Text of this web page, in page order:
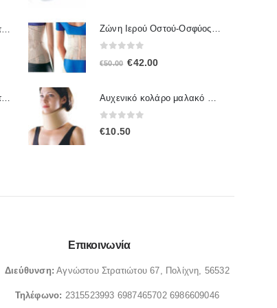
Γυναικεία ανατομική παντόφλα Sunshine 1172
Γυναικεία ανατομική παντόφλα Sunshine 1167
Ζώνη Ιερού Οστού-Οσφύος 2065 OPPO
€50.00 Original
was:
€50.00.
€42.00Η
τιμή
€10.50
Επικοινωνία
Διεύθυνση: Αγνώστου Στρατιώτου 67, Πολίχνη, 56532
Τηλέφωνο: 2315523993 6987465702 6986609046